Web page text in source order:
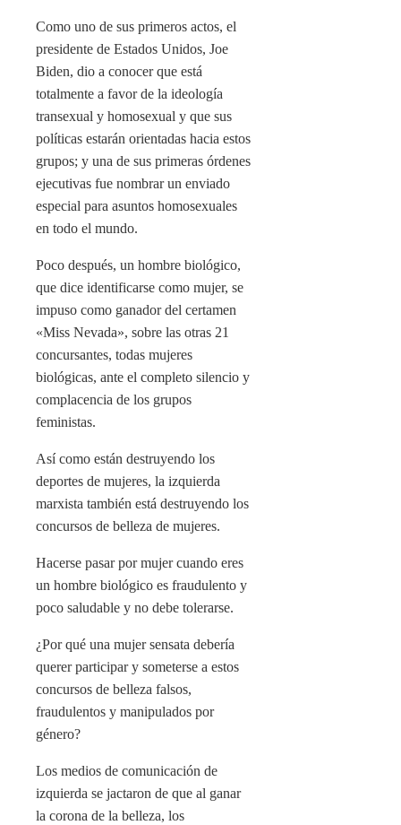
Como uno de sus primeros actos, el
presidente de Estados Unidos, Joe
Biden, dio a conocer que está
totalmente a favor de la ideología
transexual y homosexual y que sus
políticas estarán orientadas hacia estos
grupos; y una de sus primeras órdenes
ejecutivas fue nombrar un enviado
especial para asuntos homosexuales
en todo el mundo.
Poco después, un hombre biológico,
que dice identificarse como mujer, se
impuso como ganador del certamen
«Miss Nevada», sobre las otras 21
concursantes, todas mujeres
biológicas, ante el completo silencio y
complacencia de los grupos
feministas.
Así como están destruyendo los
deportes de mujeres, la izquierda
marxista también está destruyendo los
concursos de belleza de mujeres.
Hacerse pasar por mujer cuando eres
un hombre biológico es fraudulento y
poco saludable y no debe tolerarse.
¿Por qué una mujer sensata debería
querer participar y someterse a estos
concursos de belleza falsos,
fraudulentos y manipulados por
género?
Los medios de comunicación de
izquierda se jactaron de que al ganar
la corona de la belleza, los